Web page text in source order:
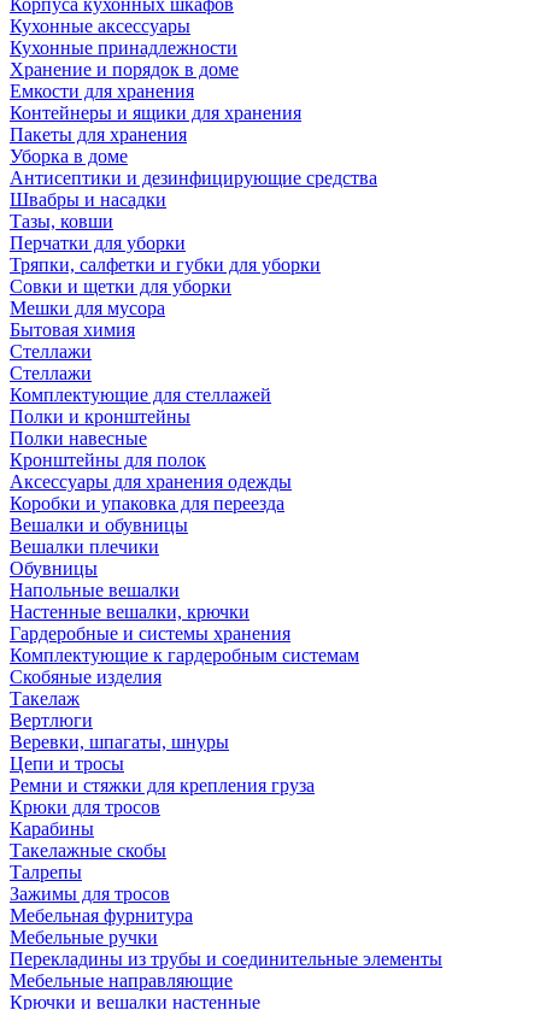
Корпуса кухонных шкафов
Кухонные аксессуары
Кухонные принадлежности
Хранение и порядок в доме
Емкости для хранения
Контейнеры и ящики для хранения
Пакеты для хранения
Уборка в доме
Антисептики и дезинфицирующие средства
Швабры и насадки
Тазы, ковши
Перчатки для уборки
Тряпки, салфетки и губки для уборки
Совки и щетки для уборки
Мешки для мусора
Бытовая химия
Стеллажи
Стеллажи
Комплектующие для стеллажей
Полки и кронштейны
Полки навесные
Кронштейны для полок
Аксессуары для хранения одежды
Коробки и упаковка для переезда
Вешалки и обувницы
Вешалки плечики
Обувницы
Напольные вешалки
Настенные вешалки, крючки
Гардеробные и системы хранения
Комплектующие к гардеробным системам
Скобяные изделия
Такелаж
Вертлюги
Веревки, шпагаты, шнуры
Цепи и тросы
Ремни и стяжки для крепления груза
Крюки для тросов
Карабины
Такелажные скобы
Талрепы
Зажимы для тросов
Мебельная фурнитура
Мебельные ручки
Перекладины из трубы и соединительные элементы
Мебельные направляющие
Крючки и вешалки настенные